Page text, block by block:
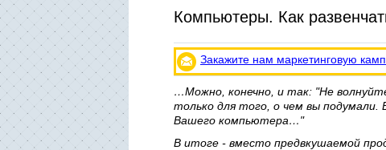
Компьютеры. Как
Закажите нам маркетинговую
…Можно, конечно, и так: "Не
только для того, о чем вы
Вашего компьютера…"
В итоге - вместо предвкушаемой